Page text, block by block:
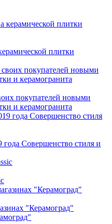
плитки
покупателей новыми
и керамогранита
года Совершенство стиля и
"Керамоград"